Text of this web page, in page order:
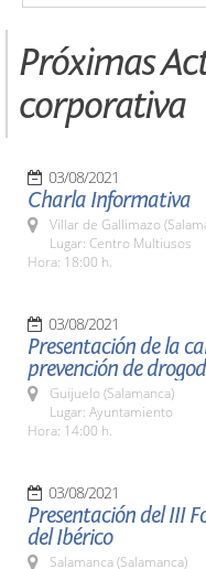
Próximas
corporativa
03/08/2021
Charla Informativa
Villar de Gallimazo
Lugar: Centro Multiusos
Hora: 18:00 h.
03/08/2021
Presentación de la
prevención de
Guijuelo (Salamanca)
Lugar: Ayuntamiento
Hora: 14:00 h.
03/08/2021
Presentación del III
del Ibérico
Salamanca (Salamanca)